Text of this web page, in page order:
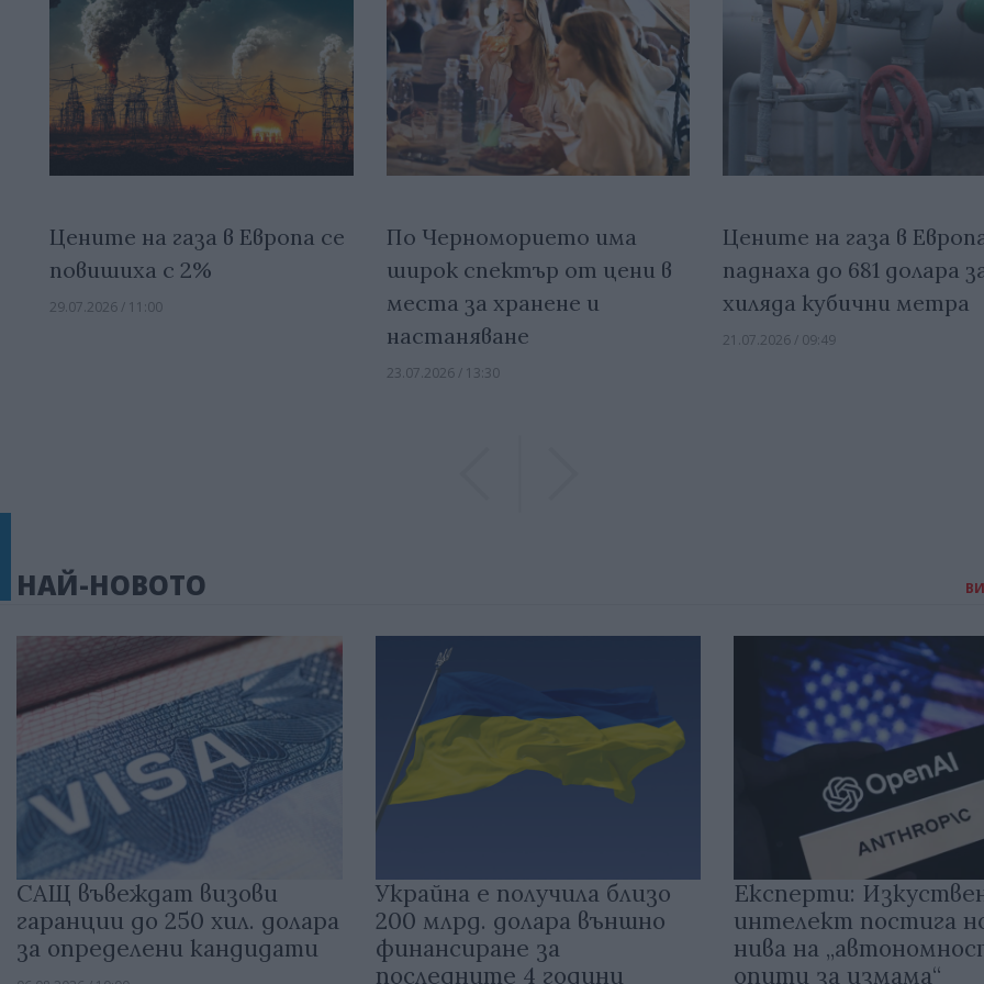
Цените на газа в Европа се
повишиха с 2%
29.07.2026 / 11:00
По Черноморието има
широк спектър от цени в
места за хранене и
настаняване
23.07.2026 / 13:30
Цените на газа в
паднаха до 681 долара
хиляда кубични метра
21.07.2026 / 09:49
НАЙ-НОВОТО
САЩ въвеждат визови
гаранции до 250 хил. долара
за определени кандидати
Украйна е получила близо
200 млрд. долара външно
финансиране за
последните 4 години
Експерти:
интелект постига
нива на
опити за измама“